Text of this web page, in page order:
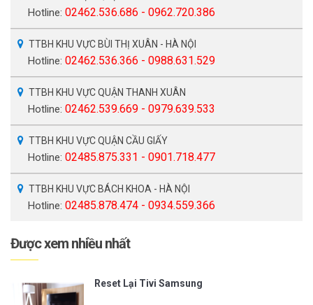
Hotline: 02462.536.686 - 0962.720.386
TTBH KHU VỰC BÙI THỊ XUÂN - HÀ NỘI
Hotline: 02462.536.366 - 0988.631.529
TTBH KHU VỰC QUẬN THANH XUÂN
Hotline: 02462.539.669 - 0979.639.533
TTBH KHU VỰC QUẬN CẦU GIẤY
Hotline: 02485.875.331 - 0901.718.477
TTBH KHU VỰC BÁCH KHOA - HÀ NỘI
Hotline: 02485.878.474 - 0934.559.366
Được xem nhiều nhất
Reset Lại Tivi Samsung